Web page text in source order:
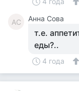
АС Анна Сова
т.е.
еды?..
4 года